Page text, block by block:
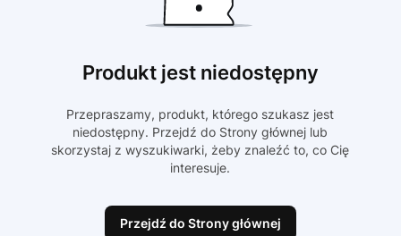
Produkt jest niedostępny
Przepraszamy, produkt, którego szukasz jest
niedostępny. Przejdź do Strony głównej lub
skorzystaj z wyszukiwarki, żeby znaleźć to, co Cię
interesuje.
Przejdź do Strony głównej